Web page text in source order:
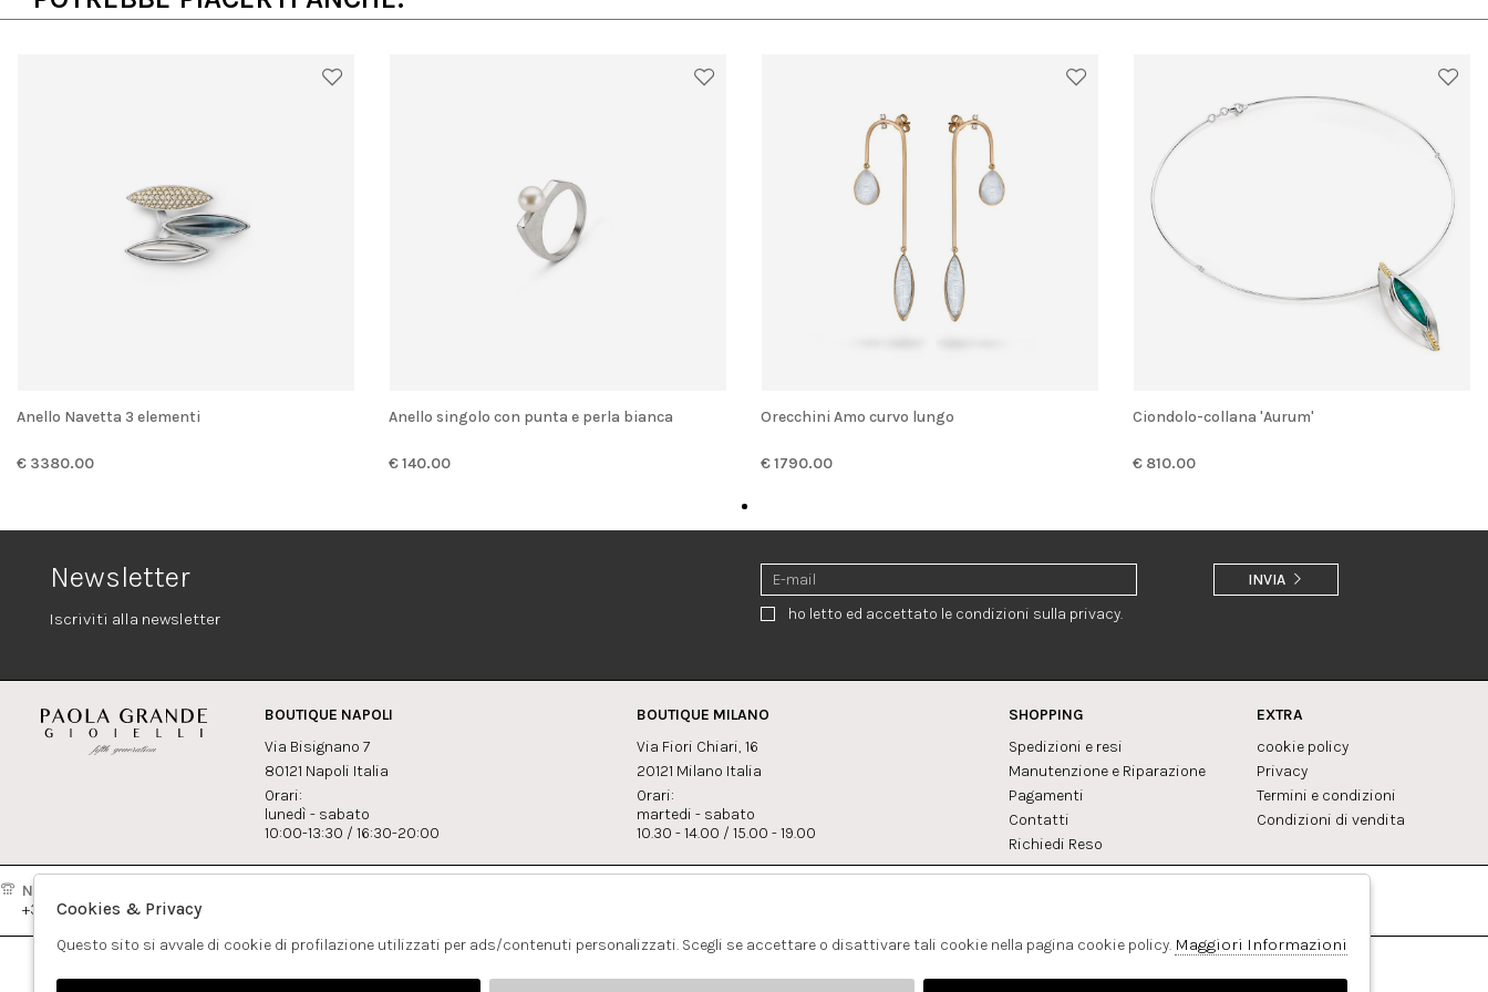
Anello Navetta 3 elementi
€ 3380.00
anello singolo con punta e perla bianca
€ 140.00
Orecchini Amo curvo lungo
€ 1790.00
Ciondolo-collana 'Aurum'
€ 810.00
Newsletter
Iscriviti alla newsletter ho letto ed accettato le condizioni sulla privacy.
INVIA
BOUTIQUE NAPOLI
Via Bisignano 7
80121 Napoli Italia
Orari:
lunedì - sabato
10:00-13:30 / 16:30-20:00
BOUTIQUE MILANO
Via Fiori Chiari, 16
20121 Milano Italia
Orari:
martedi - sabato
10.30 - 14.00 / 15.00 - 19.00
SHOPPING
Spedizioni e resi
Manutenzione e Riparazione
Pagamenti
Contatti
Richiedi Reso
EXTRA
cookie policy
Privacy
Termini e condizioni
Condizioni di vendita
Napoli:
+39081417308
Cookies & Privacy
Questo sito si avvale di cookie di profilazione utilizzati per ads/contenuti personalizzati. Scegli se accettare o disattivare tali cookie nella pagina cookie policy. Maggiori Informazioni